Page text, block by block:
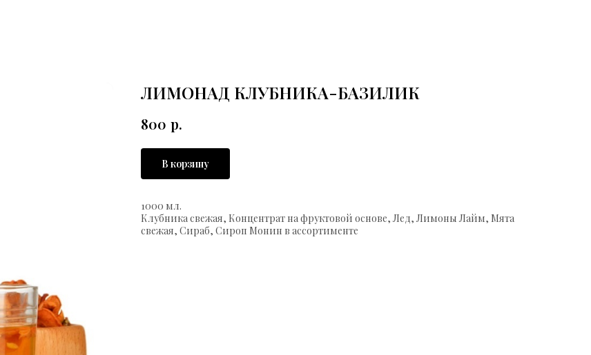
ЛИМОНАД КЛУБНИКА-БАЗИЛИК
800 р.
В корзину
1000 мл.
Клубника свежая, Концентрат на фруктовой основе, Лед, Лимоны Лайм, Мята
свежая, Сираб, Сироп Монин в ассортименте